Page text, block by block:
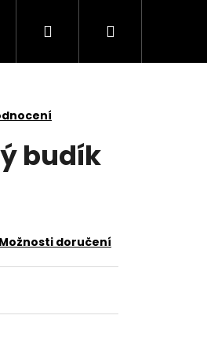
PřihlášeníNákupní
budík
Možnosti doručení